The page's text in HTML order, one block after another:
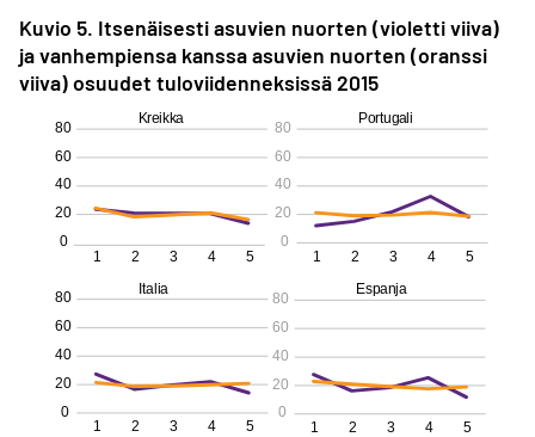
Kuvio 5. Itsenäisesti asuvien nuorten (violetti viiva)
ja vanhempiensa kanssa asuvien nuorten (oranssi
viiva) osuudet tulo­viidenneksissä 2015